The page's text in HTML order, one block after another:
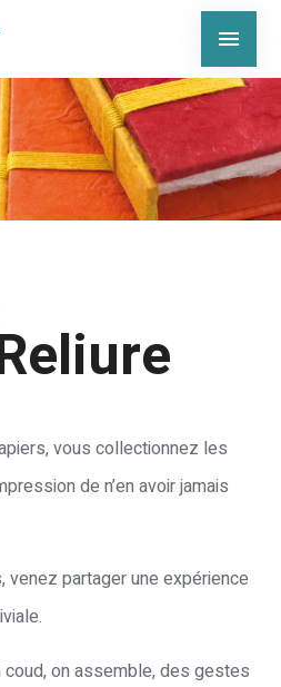
vous collectionnez les
de n’en avoir jamais
venez partager une expérience
coud, on assemble, des gestes